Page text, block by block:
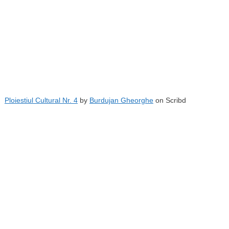
Ploiestiul Cultural Nr. 4by Burdujan Gheorgheon Scribd